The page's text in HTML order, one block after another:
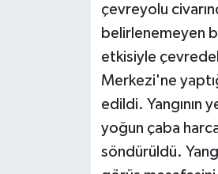
çevreyolu
belirlenemeyen
etkisiyle
Merkezi'ne
edildi. Yangının
yoğun çaba
söndürüldü.